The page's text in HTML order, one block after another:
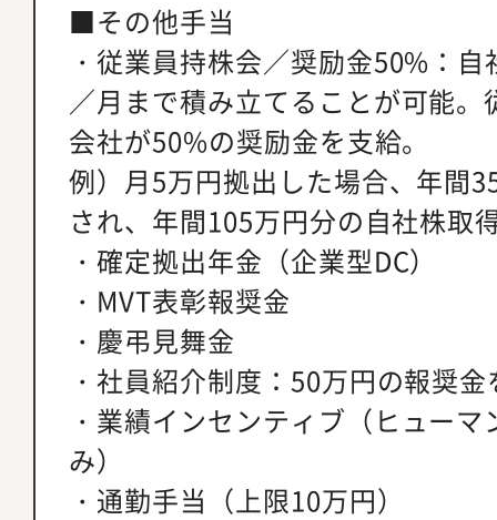
■その他手当
・従業員持株会／奨励金50%：
／月まで積み立てることが可能
会社が50%の奨励金を支給。
例）月5万円拠出した場合、年間
され、年間105万円分の自社株取
・確定拠出年金（企業型DC）
・MVT表彰報奨金
・慶弔見舞金
・社員紹介制度：50万円の報奨
・業績インセンティブ（ヒュー
み）
・通勤手当（上限10万円）